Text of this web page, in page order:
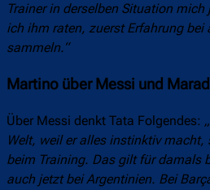
Trainer in derselben Situation
ich ihm raten, zuerst Erfahrung bei
sammeln.“
Martino über Messi und
Über Messi denkt Tata Folgendes:
Welt, weil er alles instinktiv
beim Training. Das gilt für damals
auch jetzt bei Argentinien. Bei